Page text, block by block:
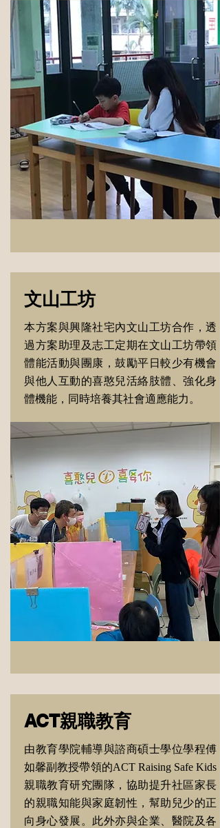
文山工坊
本方案與興隆社宅內文山工坊合作，透
過方案助理及志工定期在文山工坊帶領
體能活動與團康，鼓勵平日較少有機會
與他人互動的喜憨兒活絡肢體、強化身
體機能，同時培養其社會適應能力。
ACT親職教育
由教育學院輔導與諮商碩士學位學程傅
如馨副教授帶領的ACT Raising Safe Kids
親職教育研究團隊，協助提升社區家長
的親職知能與家庭韌性，幫助兒少的正
向身心發展。此外亦與企業、醫院及各